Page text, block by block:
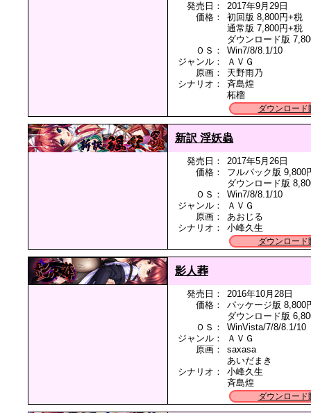
発売日：
2017年9月29日
価格：
初回版 8,800円+税
通常版 7,800円+税
ダウンロード版
ＯＳ：
Win7/8/8.1/10
ジャンル：
ＡＶＧ
原画：
天野雨乃
シナリオ：
斉島煌
柘榴
ダウンロード
新訳 淫妖蟲
発売日：
2017年5月26日
価格：
フルパック版 9,800
ダウンロード版
ＯＳ：
Win7/8/8.1/10
ジャンル：
ＡＶＧ
原画：
あおじる
シナリオ：
小峰久生
ダウンロード
影人葬
発売日：
2016年10月28日
価格：
パッケージ版 8,800
ダウンロード版
ＯＳ：
WinVista/7/8/8.1/10
ジャンル：
ＡＶＧ
原画：
saxasa
あいだまき
シナリオ：
小峰久生
斉島煌
ダウンロード